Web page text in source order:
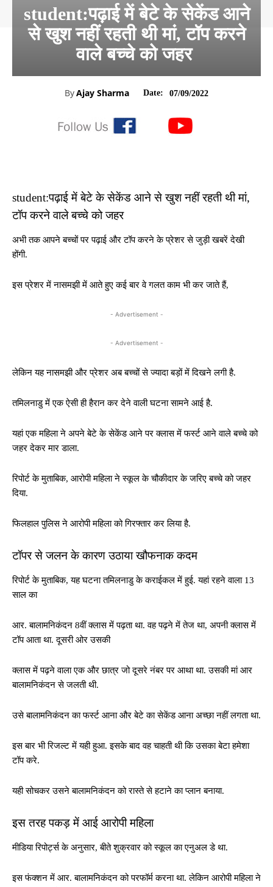
student:पढ़ाई में बेटे के सेकेंड आने
से खुश नहीं रहती थी मां, टॉप करने
वाले बच्चे को जहर
ByAjay Sharma Date: 07/09/2022
student:पढ़ाई में बेटे के सेकेंड आने से खुश नहीं रहती थी मां,
टॉप करने वाले बच्चे को जहर
अभी तक आपने बच्चों पर पढ़ाई और टॉप करने के प्रेशर से जुड़ी खबरें देखी
होंगी.
इस प्रेशर में नासमझी में आते हुए कई बार वे गलत काम भी कर जाते हैं,
- Advertisement -
- Advertisement -
लेकिन यह नासमझी और प्रेशर अब बच्चों से ज्यादा बड़ों में दिखने लगी है.
तमिलनाडु में एक ऐसी ही हैरान कर देने वाली घटना सामने आई है.
यहां एक महिला ने अपने बेटे के सेकेंड आने पर क्लास में फर्स्ट आने वाले बच्चे को
जहर देकर मार डाला.
रिपोर्ट के मुताबिक, आरोपी महिला ने स्कूल के चौकीदार के जरिए बच्चे को जहर
दिया.
फिलहाल पुलिस ने आरोपी महिला को गिरफ्तार कर लिया है.
टॉपर से जलन के कारण उठाया खौफनाक कदम
रिपोर्ट के मुताबिक, यह घटना तमिलनाडु के कराईकल में हुई. यहां रहने वाला 13
साल का
आर. बालामनिकंदन 8वीं क्लास में पढ़ता था. वह पढ़ने में तेज था, अपनी क्लास में
टॉप आता था. दूसरी ओर उसकी
क्लास में पढ़ने वाला एक और छात्र जो दूसरे नंबर पर आथा था. उसकी मां आर
बालामनिकंदन से जलती थी.
उसे बालामनिकंदन का फर्स्ट आना और बेटे का सेकेंड आना अच्छा नहीं लगता था.
इस बार भी रिजल्ट में यही हुआ. इसके बाद वह चाहती थी कि उसका बेटा हमेशा
टॉप करे.
यही सोचकर उसने बालामनिकंदन को रास्ते से हटाने का प्लान बनाया.
इस तरह पकड़ में आई आरोपी महिला
मीडिया रिपोर्ट्स के अनुसार, बीते शुक्रवार को स्कूल का एनुअल डे था.
इस फंक्शन में आर. बालामनिकंदन को परफॉर्म करना था. लेकिन आरोपी महिला ने